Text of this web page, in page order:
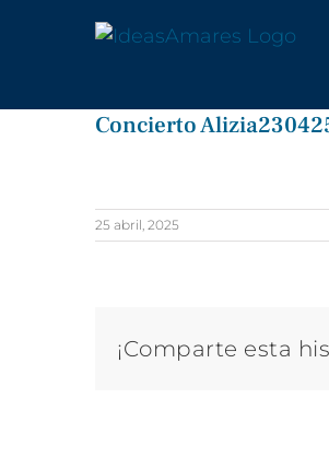
Concierto
25 abril, 2025
¡Comparte esta